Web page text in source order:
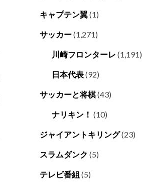
キャプテン翼(1)
サッカー(1,271)
川崎フロンターレ (1,191)
日本代表(92)
サッカーと将棋(43)
ナリキン！ (10)
ジャイアントキリング(23)
スラムダンク (5)
テレビ番組 (5)